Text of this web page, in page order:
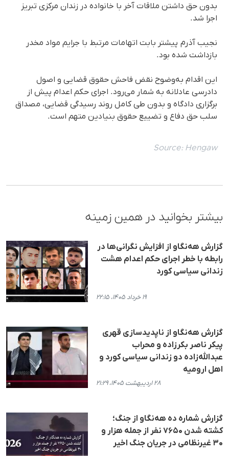
بدون حق داشتن ملاقات آخر با خانواده در زندان مرکزی تبریز
اجرا شد.
نجیب آذرم پیشتر بابت اتهامات مرتبط با جرایم مواد مخدر
بازداشت شدە بود.
این اقدام به‌وضوح نقض فاحش حقوق قضایی و اصول
دادرسی عادلانه به شمار می‌رود. اجرای حکم اعدام پیش از
برگزاری دادگاه و بدون طی کامل روند رسیدگی قضایی، مصداق
سلب حق دفاع و تضییع حقوق بنیادین متهم است.
Source: Hengaw
بیشتر بخوانید در همین زمینه
گزارش هه‌نگاو از افزایش نگرانی‌ها در
رابطە با خطر اجرای حکم اعدام هشت
زندانی سیاسی کورد
۱۹ خرداد ۱۴۰۵، ۲۲:۱۵
گزارش هه‌نگاو از ناپدیدسازی قهری
پیکر ناصر بکرزاده و محراب
عبدالله‌زاده دو زندانی سیاسی کورد و
اهل ارومیه
۲۸ اردیبهشت ۱۴۰۵، ۲۱:۲۹
گزارش شماره ده هه‌نگاو از جنگ؛
کشته شدن ۷۶۵۰ نفر از جمله هزار و
۳۰ غیرنظامی در جریان جنگ اخیر